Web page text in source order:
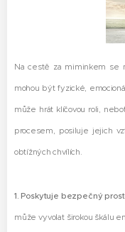
Na cestě za miminkem se
mohou být fyzické,
může hrát klíčovou roli,
procesem, posiluje jejich
obtížných chvílích.
1. Poskytuje bezpečný
může vyvolat širokou škálu